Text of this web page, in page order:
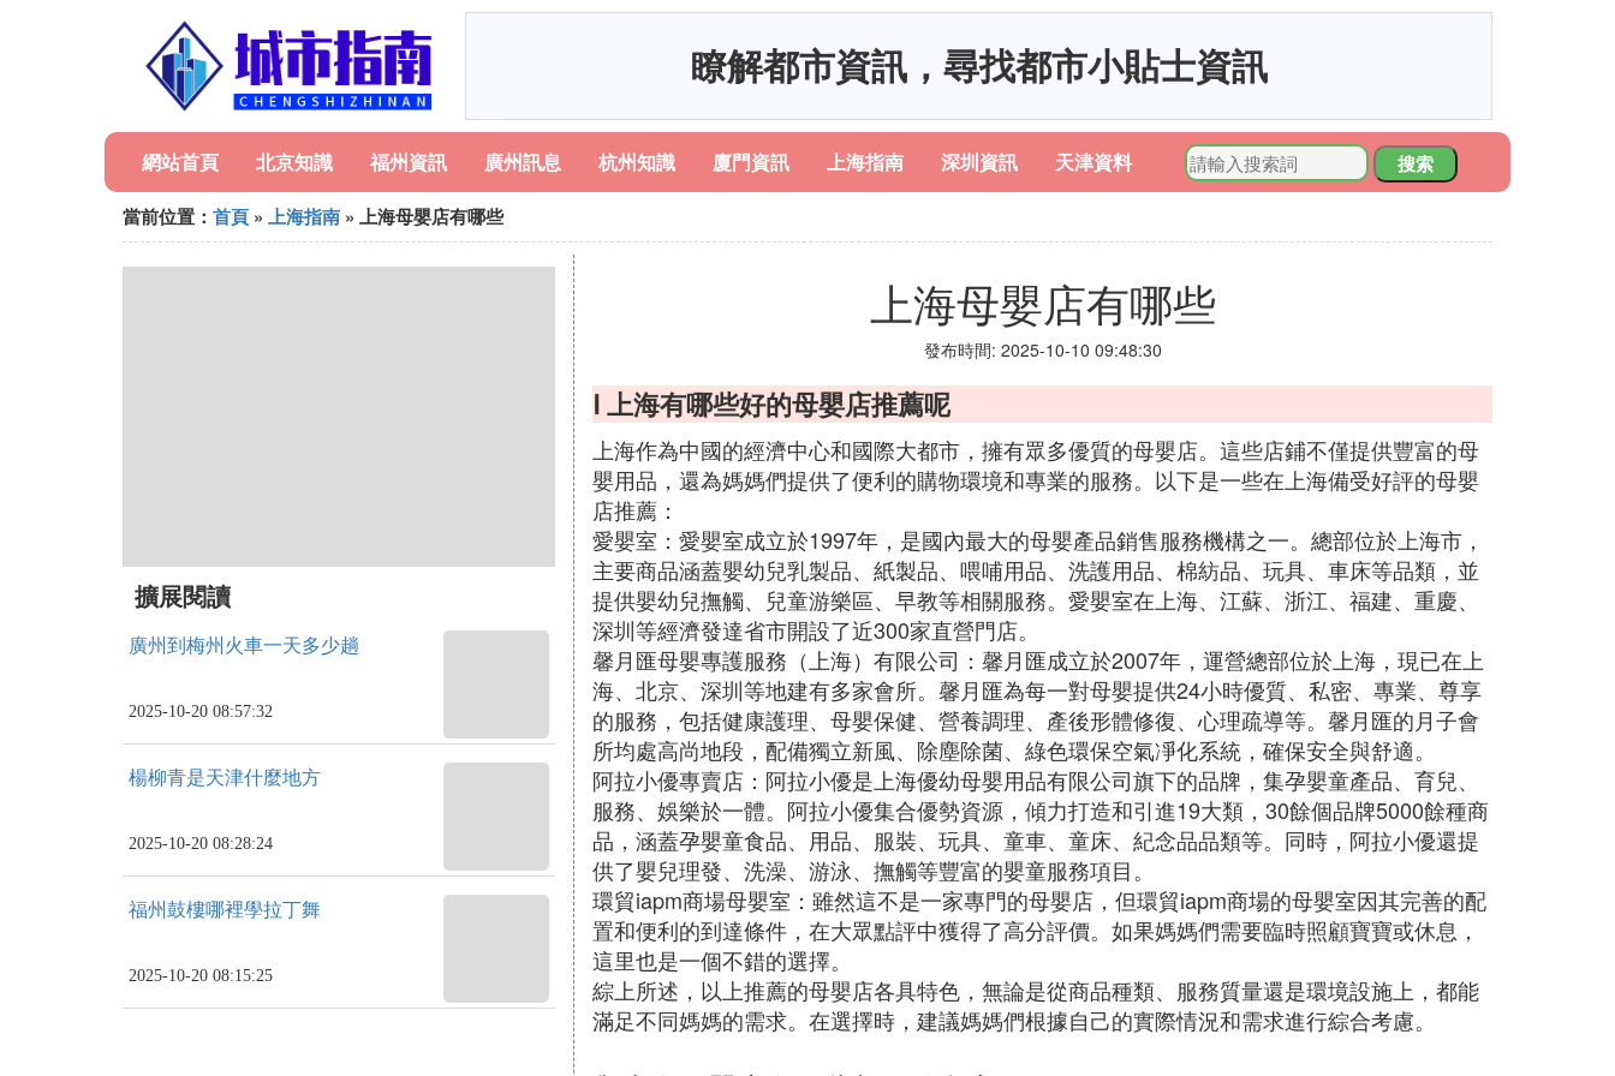
瞭解都市資訊，尋找都市小貼士資訊
網站首頁 北京知識 福州資訊 廣州訊息 杭州知識 廈門資訊 上海指南 深圳資訊 天津資料
搜索
當前位置： 首頁 » 上海指南 » 上海母嬰店有哪些
擴展閱讀
廣州到梅州火車一天多少趟
2025-10-20 08:57:32
楊柳青是天津什麼地方
2025-10-20 08:28:24
福州鼓樓哪裡學拉丁舞
2025-10-20 08:15:25
上海母嬰店有哪些
發布時間: 2025-10-10 09:48:30
Ⅰ 上海有哪些好的母嬰店推薦呢
上海作為中國的經濟中心和國際大都市，擁有眾多優質的母嬰店。這些店鋪不僅提供豐富的母
嬰用品，還為媽媽們提供了便利的購物環境和專業的服務。以下是一些在上海備受好評的母嬰
店推薦：
愛嬰室：愛嬰室成立於1997年，是國內最大的母嬰產品銷售服務機構之一。總部位於上海市，
主要商品涵蓋嬰幼兒乳製品、紙製品、喂哺用品、洗護用品、棉紡品、玩具、車床等品類，並
提供嬰幼兒撫觸、兒童游樂區、早教等相關服務。愛嬰室在上海、江蘇、浙江、福建、重慶、
深圳等經濟發達省市開設了近300家直營門店。
馨月匯母嬰專護服務（上海）有限公司：馨月匯成立於2007年，運營總部位於上海，現已在上
海、北京、深圳等地建有多家會所。馨月匯為每一對母嬰提供24小時優質、私密、專業、尊享
的服務，包括健康護理、母嬰保健、營養調理、產後形體修復、心理疏導等。馨月匯的月子會
所均處高尚地段，配備獨立新風、除塵除菌、綠色環保空氣凈化系統，確保安全與舒適。
阿拉小優專賣店：阿拉小優是上海優幼母嬰用品有限公司旗下的品牌，集孕嬰童產品、育兒、
服務、娛樂於一體。阿拉小優集合優勢資源，傾力打造和引進19大類，30餘個品牌5000餘種商
品，涵蓋孕嬰童食品、用品、服裝、玩具、童車、童床、紀念品品類等。同時，阿拉小優還提
供了嬰兒理發、洗澡、游泳、撫觸等豐富的嬰童服務項目。
環貿iapm商場母嬰室：雖然這不是一家專門的母嬰店，但環貿iapm商場的母嬰室因其完善的配
置和便利的到達條件，在大眾點評中獲得了高分評價。如果媽媽們需要臨時照顧寶寶或休息，
這里也是一個不錯的選擇。
綜上所述，以上推薦的母嬰店各具特色，無論是從商品種類、服務質量還是環境設施上，都能
滿足不同媽媽的需求。在選擇時，建議媽媽們根據自己的實際情況和需求進行綜合考慮。